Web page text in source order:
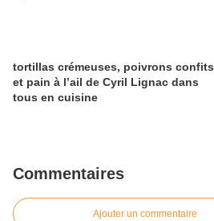
tortillas crémeuses, poivrons confits
et pain à l’ail de Cyril Lignac dans
tous en cuisine
Commentaires
Ajouter un commentaire